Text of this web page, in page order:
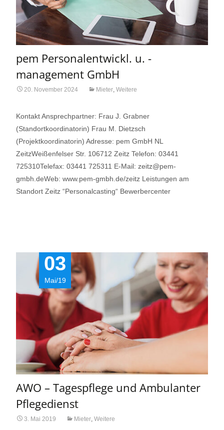
pem Personalentwickl. u. -
management GmbH
20. November 2024 Mieter, Weitere
Kontakt Ansprechpartner: Frau J. Grabner
(Standortkoordinatorin) Frau M. Dietzsch
(Projektkoordinatorin) Adresse: pem GmbH NL
ZeitzWeißenfelser Str. 106712 Zeitz Telefon: 03441
725310Telefax: 03441 725311 E-Mail: zeitz@pem-
gmbh.deWeb: www.pem-gmbh.de/zeitz Leistungen am
Standort Zeitz “Personalcasting“ Bewerbercenter
03
Mai/19
AWO – Tagespflege und Ambulanter
Pflegedienst
3. Mai 2019 Mieter, Weitere